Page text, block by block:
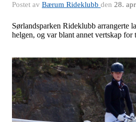
Postet av Bærum Rideklubb den 28.
Sørlandsparken Rideklubb arrangerte
helgen, og var blant annet vertskap for